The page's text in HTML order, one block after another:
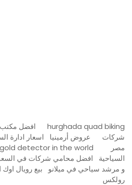
hurghada quad biking
افضل
شركات
عروض أرمينيا
اسعار ادارة
مصر
detector in the world
السياحية
افضل محامي شركات في
و مرشد سياحي في ميلانو
بيع رويال اوك
رولكس